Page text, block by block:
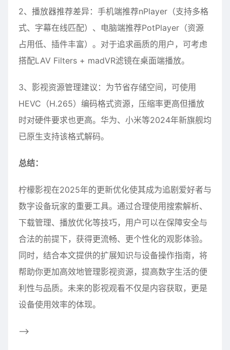
2、播放器推荐差异：手机端推荐nPlayer（支持多格
式、字幕在线匹配）、电脑端推荐PotPlayer（资源
占用低、插件丰富）。对于追求画质的用户，可考虑
搭配LAV Filters + madVR滤镜在桌面端播放。
3、影视资源管理建议：为节省存储空间，可使用
HEVC（H.265）编码格式资源，压缩率更高但播放
时对硬件要求也更高。华为、小米等2024年新旗舰均
已原生支持该格式解码。
总结：
柠檬影视在2025年的更新优化使其成为追剧爱好者与
数字设备玩家的重要工具。通过合理使用搜索解析、
下载管理、播放优化等技巧，用户可以在保障安全与
合法的前提下，获得更流畅、更个性化的观影体验。
同时，结合本文提供的扩展知识与设备操作指南，将
帮助你更加高效地管理影视资源，提高数字生活的便
利性与品质。未来的影视观看不仅是内容获取，更是
设备使用效率的体现。
–>